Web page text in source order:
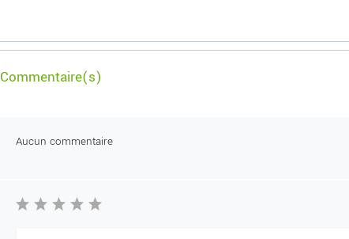
Commentaire(s)
Aucun commentaire